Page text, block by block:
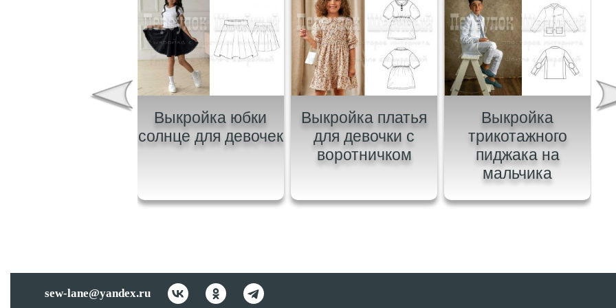
Выкройка юбки
солнце для девочек
Выкройка платья
для девочки с
воротничком
Выкройка
трикотажного
пиджака на
мальчика
sew-lane@yandex.ru